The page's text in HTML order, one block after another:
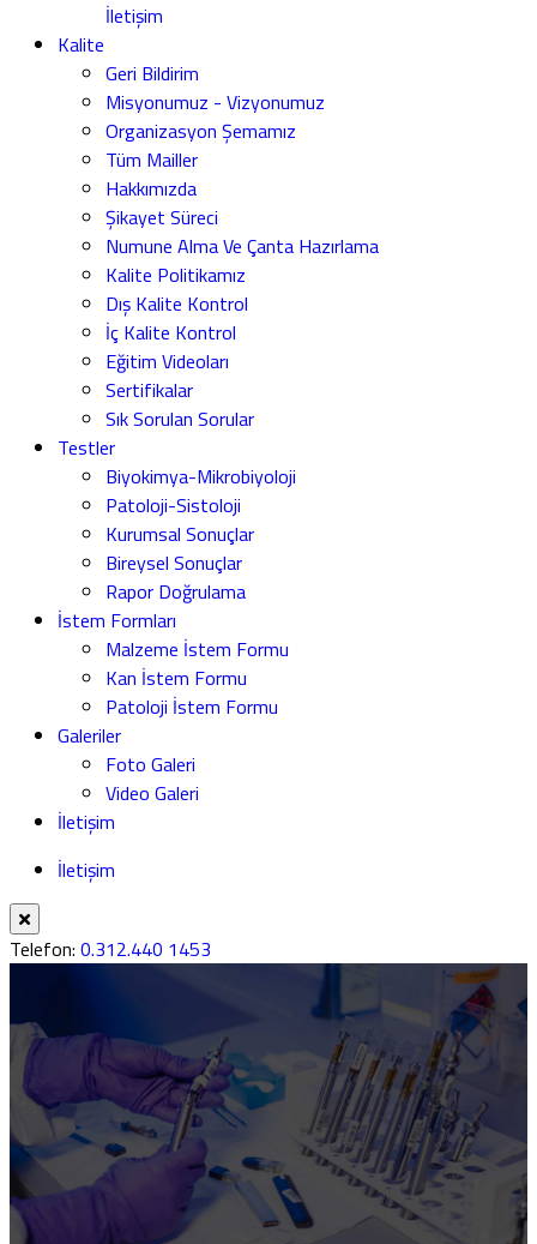
İletişim
Kalite
Geri Bildirim
Misyonumuz - Vizyonumuz
Organizasyon Şemamız
Tüm Mailler
Hakkımızda
Şikayet Süreci
Numune Alma Ve Çanta Hazırlama
Kalite Politikamız
Dış Kalite Kontrol
İç Kalite Kontrol
Eğitim Videoları
Sertifikalar
Sık Sorulan Sorular
Testler
Biyokimya-Mikrobiyoloji
Patoloji-Sistoloji
Kurumsal Sonuçlar
Bireysel Sonuçlar
Rapor Doğrulama
İstem Formları
Malzeme İstem Formu
Kan İstem Formu
Patoloji İstem Formu
Galeriler
Foto Galeri
Video Galeri
İletişim
İletişim
Telefon: 0.312.440 1453